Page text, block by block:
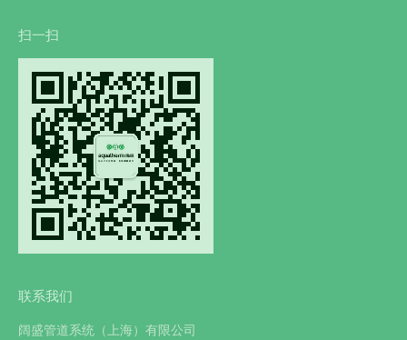
扫一扫
联系我们
阔盛管道系统（上海）有限公司